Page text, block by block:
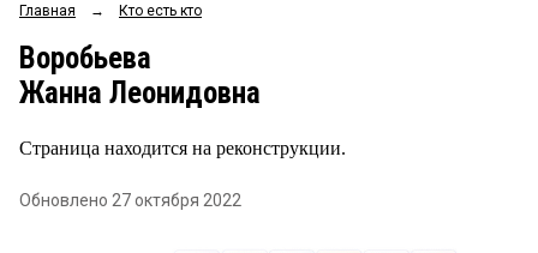
ОБЩЕСТВО
ЗАКОН
Главная → Кто есть кто
Воробьева
Жанна Леонидовна
Страница находится на реконструкции.
Обновлено 27 октября 2022